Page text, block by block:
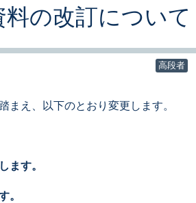
の改訂について
高段者
まえ、以下のとおり変更します。
ます。
。